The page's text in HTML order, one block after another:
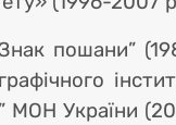
пошани”
України